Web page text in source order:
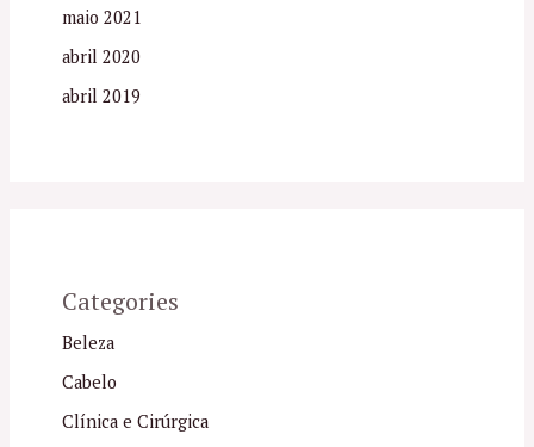
maio 2021
abril 2020
abril 2019
Categories
Beleza
Cabelo
Clínica e Cirúrgica